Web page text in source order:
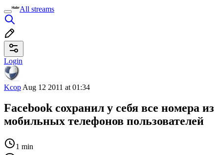
All streams
Login
Kcop Aug 12 2011 at 01:34
Facebook сохранил у себя все номера из
мобильных телефонов пользователей
1 min